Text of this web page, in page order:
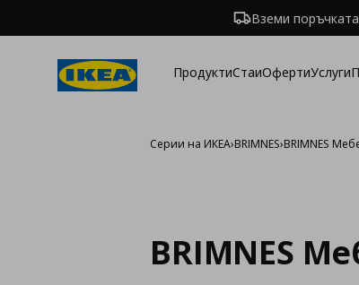
Вземи
ПродуктиСтаиОфертиУслуги
Серии на ИКЕА›BRIMNES›BRIMNES
BRIMNES